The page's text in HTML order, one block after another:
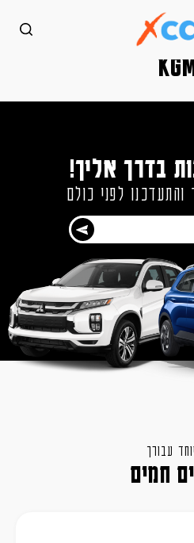
בדרך אליך!
והתעדכנו לפני כולם
עבורך
חמים